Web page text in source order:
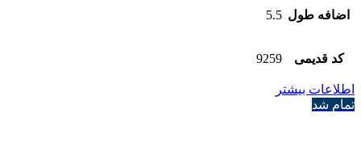
اضافه طول 5.5
کد قدیمی 9259
اطلاعات بیشتر
تمام شد